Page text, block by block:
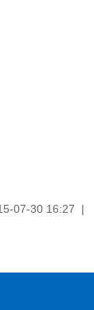
07-30 16:27